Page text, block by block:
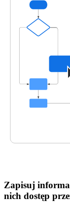
Zapisuj
nich dostęp